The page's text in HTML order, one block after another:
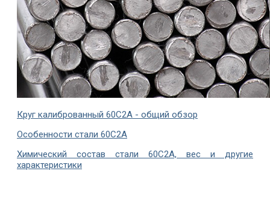
Круг калиброванный 60C2А - общий обзор
Особенности стали 60С2А
Химический состав стали 60С2А, вес и другие
характеристики